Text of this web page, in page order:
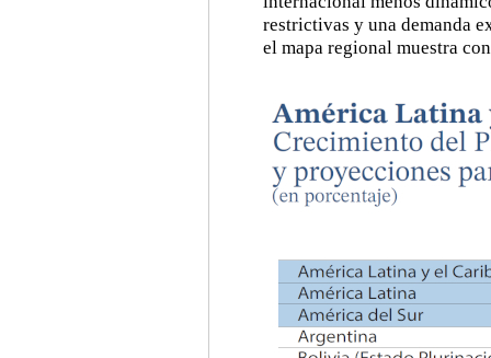
restrictivas y una demanda
el mapa regional muestra